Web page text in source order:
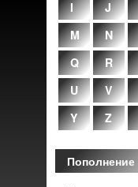
I
J
M
N
Q
R
U
V
Y
Z
Пополнение